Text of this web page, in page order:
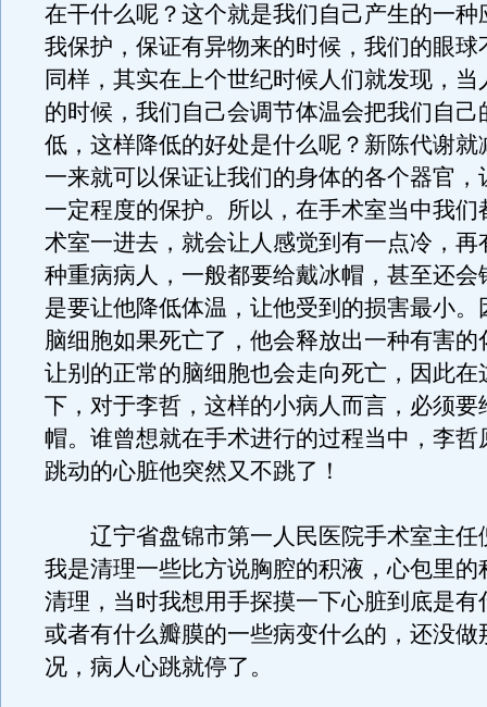
在干什么呢？这个就是我们自己产生的一种
我保护，保证有异物来的时候，我们的眼球
同样，其实在上个世纪时候人们就发现，当
的时候，我们自己会调节体温会把我们自己
低，这样降低的好处是什么呢？新陈代谢就
一来就可以保证让我们的身体的各个器官，
一定程度的保护。所以，在手术室当中我们
术室一进去，就会让人感觉到有一点冷，再
种重病病人，一般都要给戴冰帽，甚至还会
是要让他降低体温，让他受到的损害最小。
脑细胞如果死亡了，他会释放出一种有害的
让别的正常的脑细胞也会走向死亡，因此在
下，对于李哲，这样的小病人而言，必须要
帽。谁曾想就在手术进行的过程当中，李哲
跳动的心脏他突然又不跳了！
辽宁省盘锦市第一人民医院手术室主任
我是清理一些比方说胸腔的积液，心包里的
清理，当时我想用手探摸一下心脏到底是有
或者有什么瓣膜的一些病变什么的，还没做
况，病人心跳就停了。